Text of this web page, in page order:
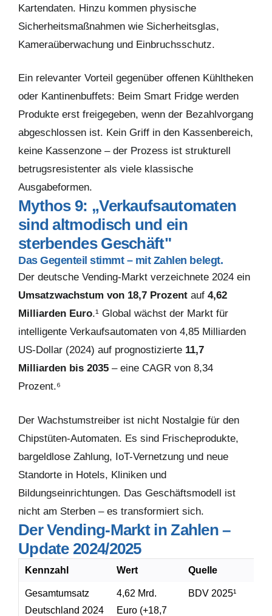
Kartendaten. Hinzu kommen physische
Sicherheitsmaßnahmen wie Sicherheitsglas,
Kameraüberwachung und Einbruchsschutz.
Ein relevanter Vorteil gegenüber offenen Kühltheken
oder Kantinenbuffets: Beim Smart Fridge werden
Produkte erst freigegeben, wenn der Bezahlvorgang
abgeschlossen ist. Kein Griff in den Kassenbereich,
keine Kassenzone – der Prozess ist strukturell
betrugsresistenter als viele klassische
Ausgabeformen.
Mythos 9: „Verkaufsautomaten
sind altmodisch und ein
sterbendes Geschäft"
Das Gegenteil stimmt – mit Zahlen belegt.
Der deutsche Vending-Markt verzeichnete 2024 ein
Umsatzwachstum von 18,7 Prozent auf 4,62
Milliarden Euro.¹ Global wächst der Markt für
intelligente Verkaufsautomaten von 4,85 Milliarden
US-Dollar (2024) auf prognostizierte 11,7
Milliarden bis 2035 – eine CAGR von 8,34
Prozent.⁶
Der Wachstumstreiber ist nicht Nostalgie für den
Chipstüten-Automaten. Es sind Frischeprodukte,
bargeldlose Zahlung, IoT-Vernetzung und neue
Standorte in Hotels, Kliniken und
Bildungseinrichtungen. Das Geschäftsmodell ist
nicht am Sterben – es transformiert sich.
Der Vending-Markt in Zahlen –
Update 2024/2025
Kennzahl Wert Quelle
Gesamtumsatz
Deutschland 2024
4,62 Mrd.
Euro (+18,7
BDV 2025¹